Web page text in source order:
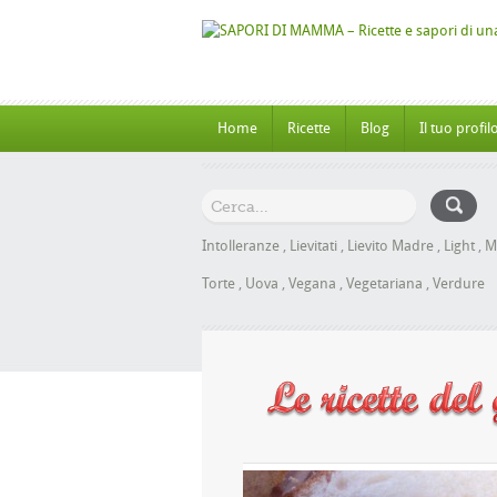
Home Ricette Blog Il tuo profilo
Intolleranze , Lievitati , Lievito Madre , Light ,
Torte , Uova , Vegana , Vegetariana , Verdure